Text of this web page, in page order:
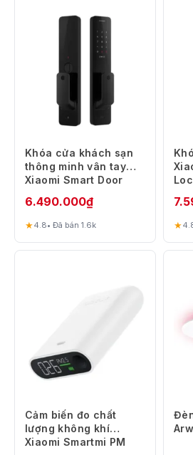
Khóa cửa khách sạn
thông minh vân tay
Xiaomi Smart Door
6.490.000₫
★4.8• Đã bán 1.6k ★
Cảm biến đo chất
lượng không khí
Xiaomi Smartmi PM